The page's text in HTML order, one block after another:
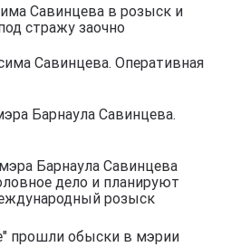
Савинцева в розыск и
стражу заочно
Савинцева. Оперативная
Барнаула Савинцева.
Барнаула Савинцева
дело и планируют
розыск
прошли обыски в мэрии